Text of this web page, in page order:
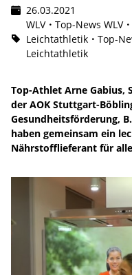
26.03.2021
WLV
Top-News WLV
Leichtathletik
Top-
Leichtathletik
Top-Athlet Arne Gabius,
der AOK Stuttgart-
Gesundheitsförderung,
haben gemeinsam ein
Nährstofflieferant für